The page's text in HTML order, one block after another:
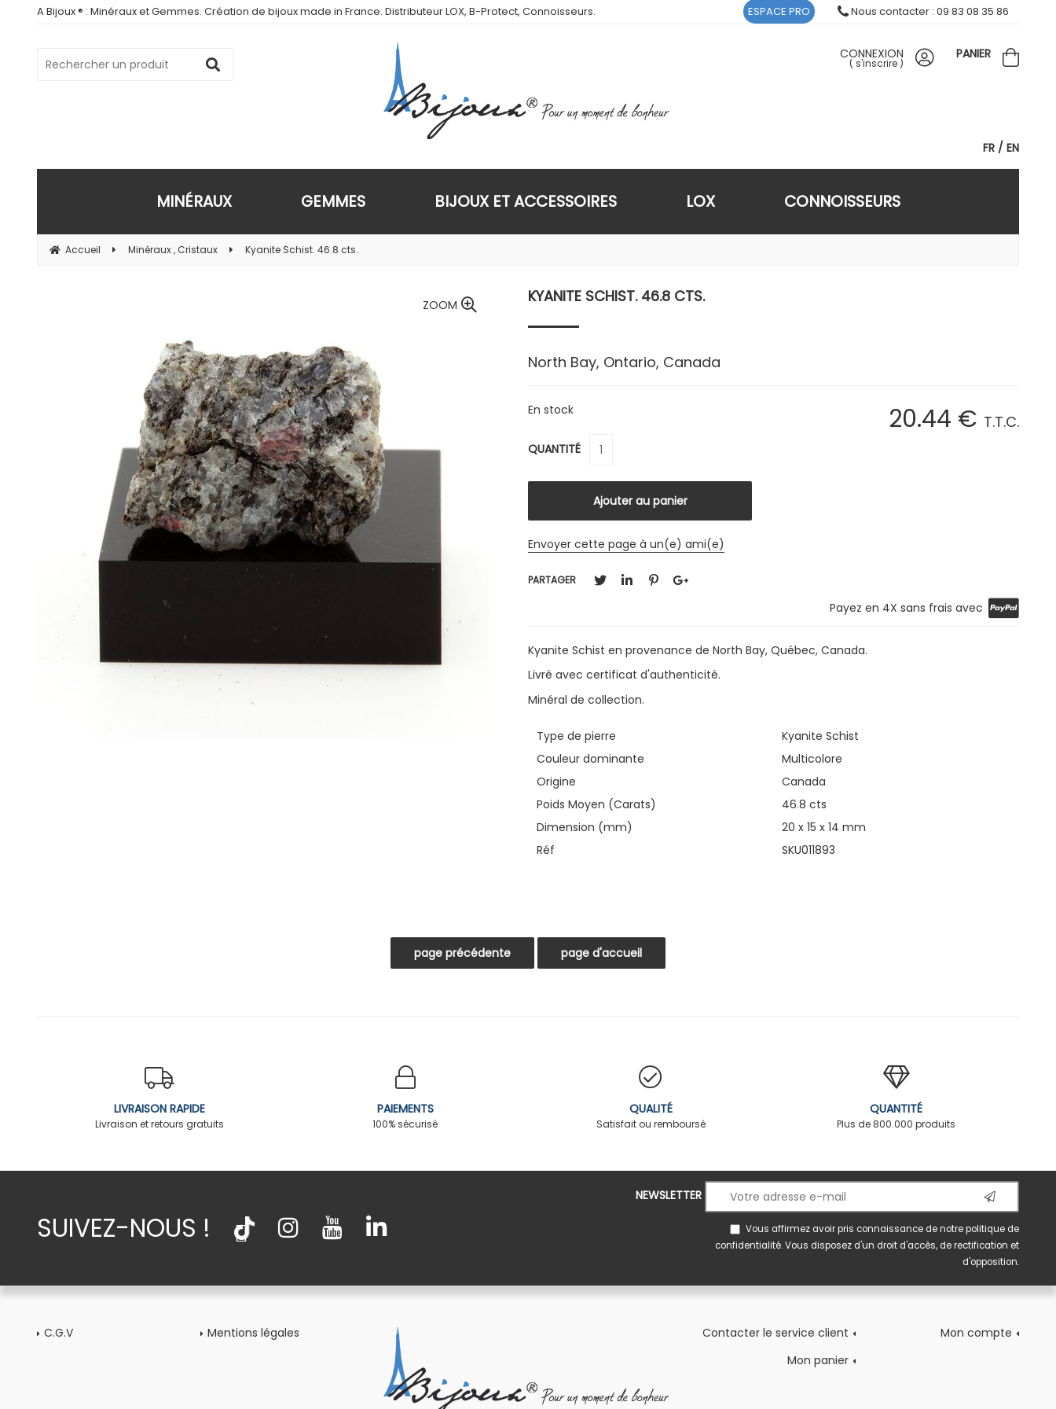
A Bijoux ® : Minéraux et Gemmes. Création de bijoux made in France. Distributeur LOX, B-Protect, Connoisseurs.
FR EN
CONNEXION
( s'inscrire )
PANIER
MINÉRAUX GEMMES BIJOUX ET ACCESSOIRES LOX CONNOISSEURS
Accueil Minéraux , Cristaux Kyanite Schist. 46.8 cts.
ZOOM KYANITE SCHIST. 46.8 CTS.
North Bay, Ontario, Canada
20.44 € T.T.C.
En stock
QUANTITÉ
Envoyer cette page à un(e) ami(e)
PARTAGER
Payez en 4X sans frais avec
Kyanite Schist en provenance de North Bay, Québec, Canada.
Livré avec certificat d'authenticité.
Minéral de collection.
Type de pierre
Kyanite Schist
Couleur dominante
Multicolore
Origine
Canada
Poids Moyen (Carats)
46.8 cts
Dimension (mm)
20 x 15 x 14 mm
Réf
SKU011893
ESPACE PRO Nous contacter : 09 83 08 35 86
LIVRAISON RAPIDE
Livraison et retours gratuits
PAIEMENTS
100% sécurisé
QUALITÉ
Satisfait ou remboursé
QUANTITÉ
Plus de 800.000 produits
SUIVEZ-NOUS !
NEWSLETTER
Vous affirmez avoir pris connaissance de notrepolitique de
confidentialité. Vous disposez d'un droit d'accès, de rectification et
d'opposition.
C.G.V Mentions légales Contacter le service client
Mon compte
Mon panier